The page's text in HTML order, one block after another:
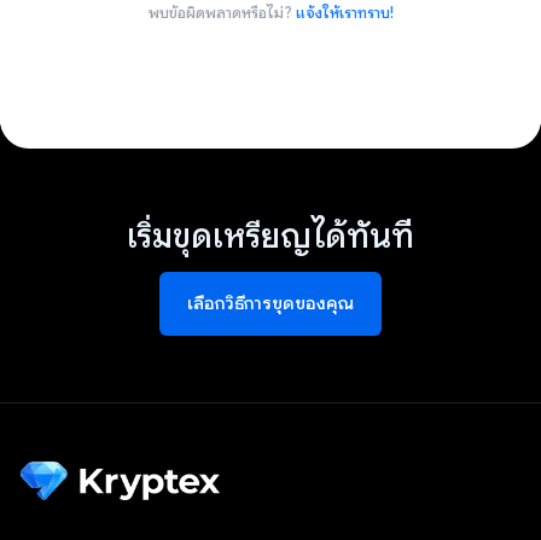
พบข้อผิดพลาดหรือไม่? แจ้งให้เราทราบ!
เริ่มขุดเหรียญได้ทันที
เลือกวิธีการขุดของคุณ